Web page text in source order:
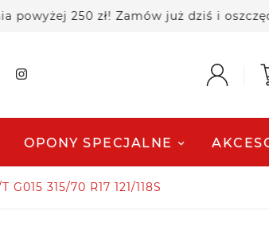
250 zł! Zamów już dziś i oszczędzaj!
OPONY SPECJALNE
315/70 R17 121/118S